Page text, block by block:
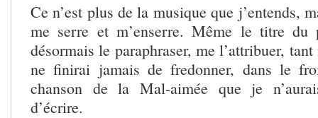
Ce n’est plus de la musique que j’entends,
me serre et m’enserre. Même le titre du
désormais le paraphraser, me l’attribuer,
ne finirai jamais de fredonner, dans le
chanson de la Mal-aimée que je
d’écrire.